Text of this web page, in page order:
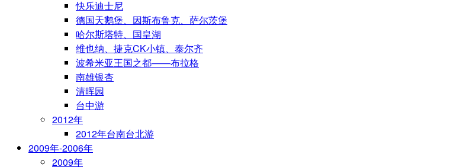
快乐迪士尼
德国天鹅堡、因斯布鲁克、萨尔茨堡
哈尔斯塔特、国皇湖
维也纳、捷克CK小镇、泰尔齐
波希米亚王国之都——布拉格
南雄银杏
清晖园
台中游
2012年
2012年台南台北游
2009年-2006年
2009年